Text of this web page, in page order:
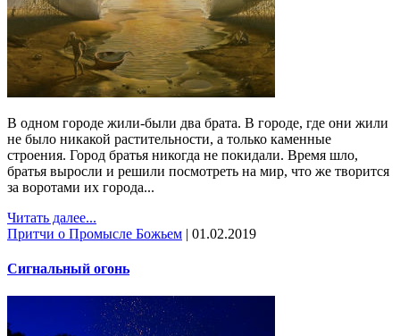
В одном городе жили-были два брата. В городе, где они жили
не было никакой растительности, а только каменные
строения. Город братья никогда не покидали. Время шло,
братья выросли и решили посмотреть на мир, что же творится
за воротами их города...
Читать далее...
Притчи о Промысле Божьем | 01.02.2019
Сигнальный огонь